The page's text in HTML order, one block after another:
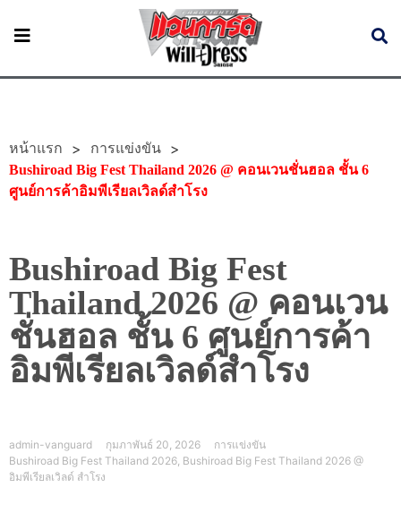
หน้าแรก > การแข่งขัน >
Bushiroad Big Fest Thailand 2026 @ คอนเวนชั่นฮอล ชั้น 6
ศูนย์การค้าอิมพีเรียลเวิลด์สำโรง
Bushiroad Big Fest
Thailand 2026 @ คอนเวน
ชั่นฮอล ชั้น 6 ศูนย์การค้า
อิมพีเรียลเวิลด์สำโรง
admin-vanguard กุมภาพันธ์ 20, 2026
การแข่งขัน
Bushiroad Big Fest Thailand 2026, Bushiroad Big Fest Thailand 2026 @
อิมพีเรียลเวิลด์ สำโรง